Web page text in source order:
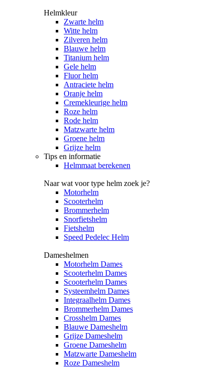
Helmkleur
Zwarte helm
Witte helm
Zilveren helm
Blauwe helm
Titanium helm
Gele helm
Fluor helm
Antraciete helm
Oranje helm
Cremekleurige helm
Roze helm
Rode helm
Matzwarte helm
Groene helm
Grijze helm
Tips en informatie
Helmmaat berekenen
Naar wat voor type helm zoek je?
Motorhelm
Scooterhelm
Brommerhelm
Snorfietshelm
Fietshelm
Speed Pedelec Helm
Dameshelmen
Motorhelm Dames
Scooterhelm Dames
Scooterhelm Dames
Systeemhelm Dames
Integraalhelm Dames
Brommerhelm Dames
Crosshelm Dames
Blauwe Dameshelm
Grijze Dameshelm
Groene Dameshelm
Matzwarte Dameshelm
Roze Dameshelm